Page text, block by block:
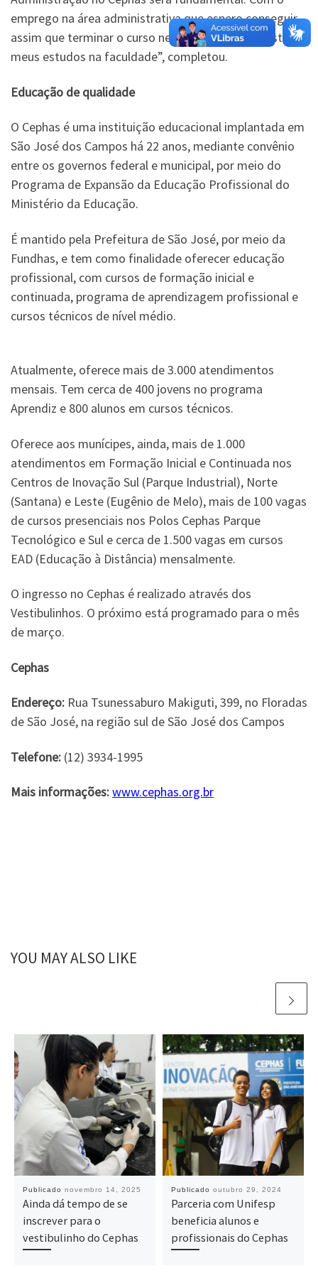
emprego na área administrativa que espero conseguir
assim que terminar o curso neste ano, poderei custear
meus estudos na faculdade”, completou.
Educação de qualidade
O Cephas é uma instituição educacional implantada em
São José dos Campos há 22 anos, mediante convênio
entre os governos federal e municipal, por meio do
Programa de Expansão da Educação Profissional do
Ministério da Educação.
É mantido pela Prefeitura de São José, por meio da
Fundhas, e tem como finalidade oferecer educação
profissional, com cursos de formação inicial e
continuada, programa de aprendizagem profissional e
cursos técnicos de nível médio.
Atualmente, oferece mais de 3.000 atendimentos
mensais. Tem cerca de 400 jovens no programa
Aprendiz e 800 alunos em cursos técnicos.
Oferece aos munícipes, ainda, mais de 1.000
atendimentos em Formação Inicial e Continuada nos
Centros de Inovação Sul (Parque Industrial), Norte
(Santana) e Leste (Eugênio de Melo), mais de 100 vagas
de cursos presenciais nos Polos Cephas Parque
Tecnológico e Sul e cerca de 1.500 vagas em cursos
EAD (Educação à Distância) mensalmente.
O ingresso no Cephas é realizado através dos
Vestibulinhos. O próximo está programado para o mês
de março.
Cephas
Endereço: Rua Tsunessaburo Makiguti, 399, no Floradas
de São José, na região sul de São José dos Campos
Telefone: (12) 3934-1995
Mais informações:www.cephas.org.br
YOU MAY ALSO LIKE
Publicado novembro 14, 2025
Ainda dá tempo de se
inscrever para o
vestibulinho do Cephas
Publicado outubro 29, 2024
Parceria com Unifesp
beneficia alunos e
profissionais do Cephas